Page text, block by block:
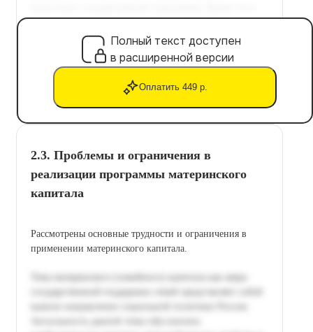
Полный текст доступен
в расширенной версии
Оплатить 449 р.
2.3. Проблемы и ограничения в
реализации программы материнского
капитала
Рассмотрены основные трудности и ограничения в
применении материнского капитала.